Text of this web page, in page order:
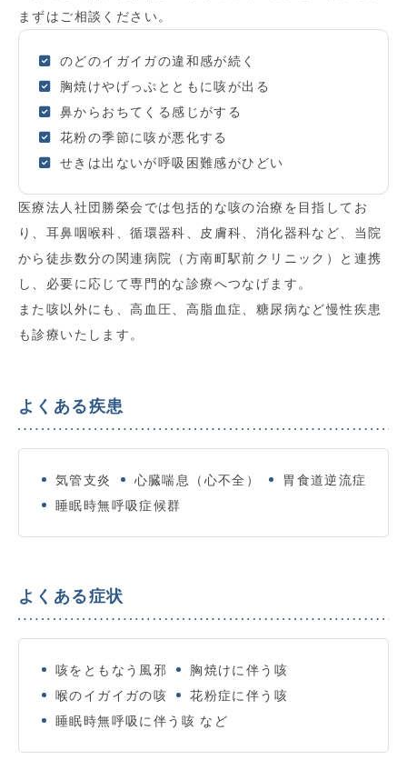
まずはご相談ください。
のどのイガイガの違和感が続く
胸焼けやげっぷとともに咳が出る
鼻からおちてくる感じがする
花粉の季節に咳が悪化する
せきは出ないが呼吸困難感がひどい
医療法人社団勝榮会では包括的な咳の治療を目指してお
り、耳鼻咽喉科、循環器科、皮膚科、消化器科など、当院
から徒歩数分の関連病院（方南町駅前クリニック）と連携
し、必要に応じて専門的な診療へつなげます。
また咳以外にも、高血圧、高脂血症、糖尿病など慢性疾患
も診療いたします。
よくある疾患
気管支炎 心臓喘息（心不全）
胃食道逆流症
睡眠時無呼吸症候群
よくある症状
咳をともなう風邪
胸焼けに伴う咳
喉のイガイガの咳
花粉症に伴う咳
睡眠時無呼吸に伴う咳 など